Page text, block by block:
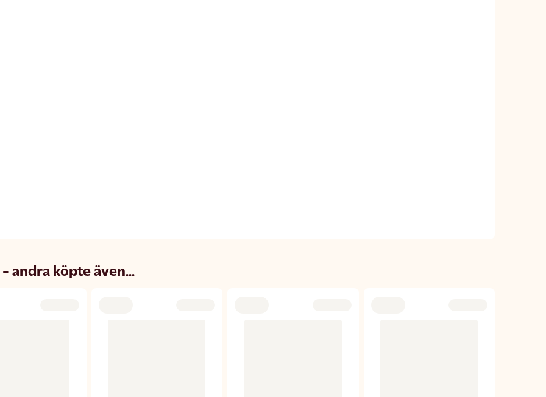
- andra köpte även...